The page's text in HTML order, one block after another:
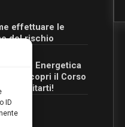
ID
effettuare le
del rischio
Energetica
scopri il Corso
abilitarti!